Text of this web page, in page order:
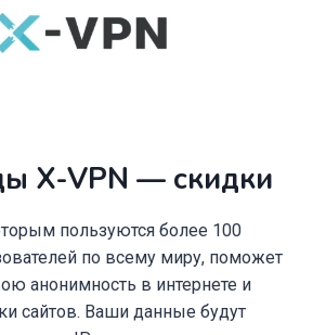
X-VPN — скидки
пользуются более 100
по всему миру, поможет
анонимность в интернете и
сайтов. Ваши данные будут